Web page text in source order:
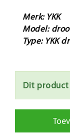
Merk: YKK
Model:
Type: YKK
Dit product